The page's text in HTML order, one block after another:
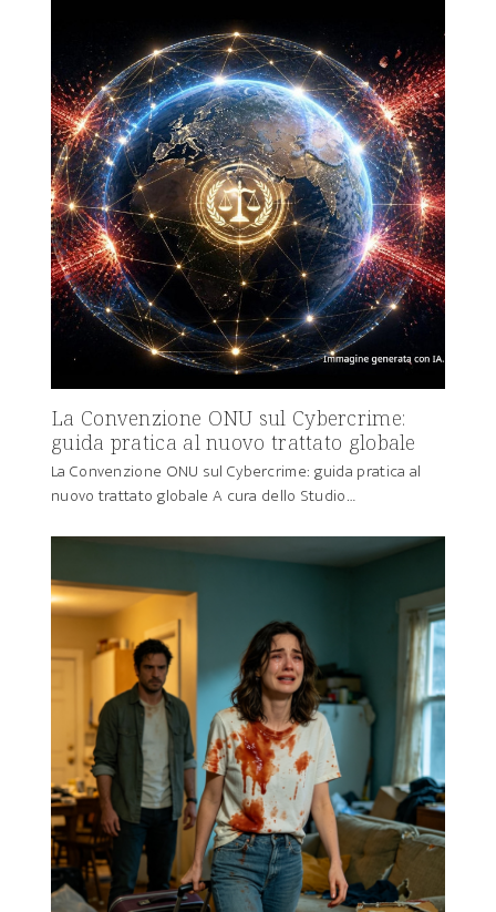
La Convenzione ONU sul Cybercrime:
guida pratica al nuovo trattato globale
La Convenzione ONU sul Cybercrime: guida pratica al
nuovo trattato globale A cura dello Studio…